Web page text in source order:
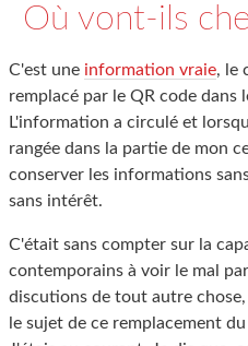
Où vont-ils
C'est une information vraie, le
remplacé par le QR code dans
L'information a circulé et
rangée dans la partie de mon
conserver les informations
sans intérêt.
C'était sans compter sur la
contemporains à voir le mal
discutions de tout autre
le sujet de ce remplacement